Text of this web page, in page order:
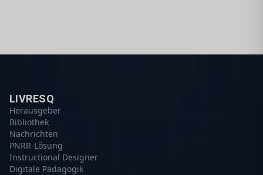
LIVRESQ
Herausgeber
Bibliothek
Nachrichten
PNRR-Lösung
Instructional Designer
Digitale Pädagogik